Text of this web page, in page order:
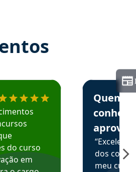
o Aprova Concursos em
do curso
em
Estudante
Quem
aprova
dos
meu